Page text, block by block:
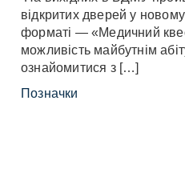
відкритих дверей у
форматі — «Медичний
можливість майбутнім
ознайомитися з […]
Позначки